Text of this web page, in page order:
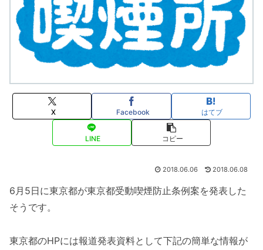
X Facebook はてブ
LINE コピー
2018.06.06 2018.06.08
6月5日に東京都が東京都受動喫煙防止条例案を発表した
そうです。
東京都のHPには報道発表資料として下記の簡単な情報が